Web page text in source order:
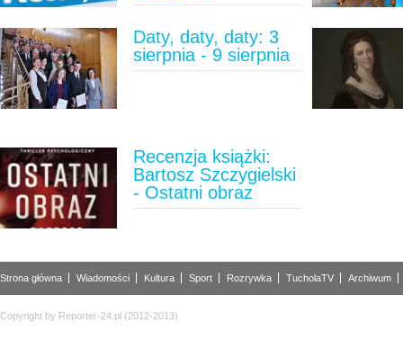
Daty, daty, daty: 3
sierpnia - 9 sierpnia
Recenzja książki:
Bartosz Szczygielski
- Ostatni obraz
Strona główna Wiadomości Kultura Sport Rozrywka TucholaTV Archiwum
Copyright by Reporter-24.pl (2012-2013)